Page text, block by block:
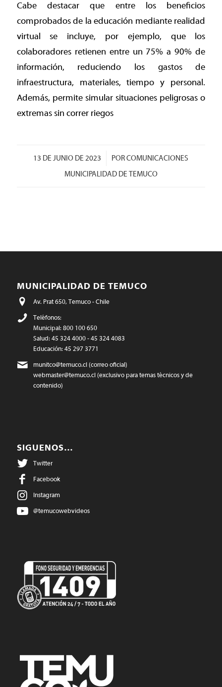
Cabe destacar que entre los beneficios
comprobados de la educación mediante realidad
virtual se incluye, por ejemplo, que los
colaboradores retienen entre un 75% a 90% de
información, reduciendo los gastos de
infraestructura, materiales, tiempo y personal.
Además, permite simular situaciones peligrosas o
extremas sin correr riegos
13 DE JUNIO DE 2023
/ PORCOMUNICACIONES
MUNICIPALIDAD DE TEMUCO
MUNICIPALIDAD DE TEMUCO
Av. Prat 650, Temuco - Chile
Teléfonos:
Municipal: 800 100 650
Salud: 45 324 4000 - 45 324 4083
Educación: 45 297 3771
munitco@temuco.cl(correo oficial)
webmaster@temuco.cl(exclusivo para temas técnicos y de
contenido)
SIGUENOS…
Twitter
Facebook
Instagram
@temucowebvideos